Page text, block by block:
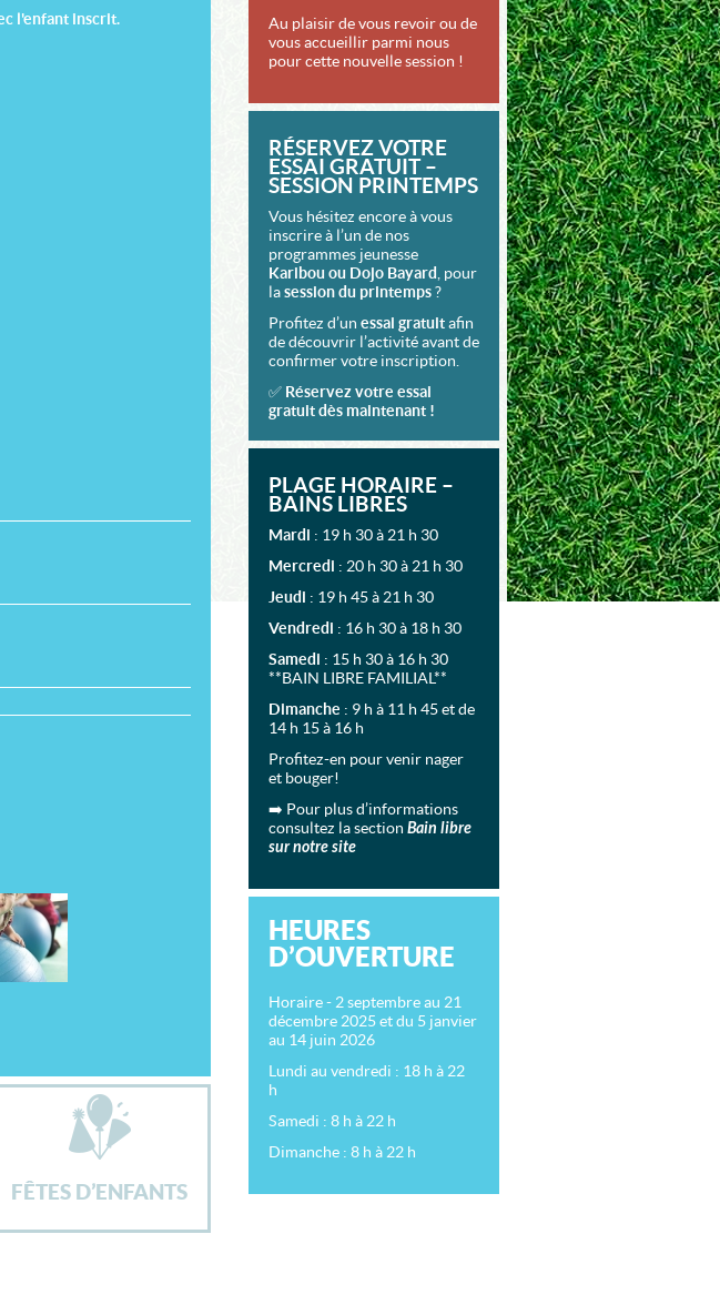
l'enfant inscrit.
FÊTES D’ENFANTS
Au plaisir de vous revoir ou de
vous accueillir parmi nous
pour cette nouvelle session !
RÉSERVEZ VOTRE
ESSAI GRATUIT –
SESSION PRINTEMPS
Vous hésitez encore à vous
inscrire à l’un de nos
programmes jeunesse
Karibou ou Dojo Bayard , pour
lasession du printemps?
Profitez d’un essai gratuitafin
de découvrir l’activité avant de
confirmer votre inscription.
✅ Réservez votre essai
gratuit dès maintenant !
PLAGE HORAIRE –
BAINS LIBRES
Mardi : 19 h 30 à 21 h 30
Mercredi : 20 h 30 à 21 h 30
Jeudi : 19 h 45 à 21 h 30
Vendredi : 16 h 30 à 18 h 30
Samedi : 15 h 30 à 16 h 30
**BAIN LIBRE FAMILIAL**
Dimanche : 9 h à 11 h 45 et de
14 h 15 à 16 h
Profitez-en pour venir nager
et bouger!
➡️ Pour plus d’informations
consultez la section Bain libre
sur notre site
HEURES
D’OUVERTURE
Horaire - 2 septembre au 21
décembre 2025 et du 5 janvier
au 14 juin 2026
Lundi au vendredi : 18 h à 22
h
Samedi : 8 h à 22 h
Dimanche : 8 h à 22 h